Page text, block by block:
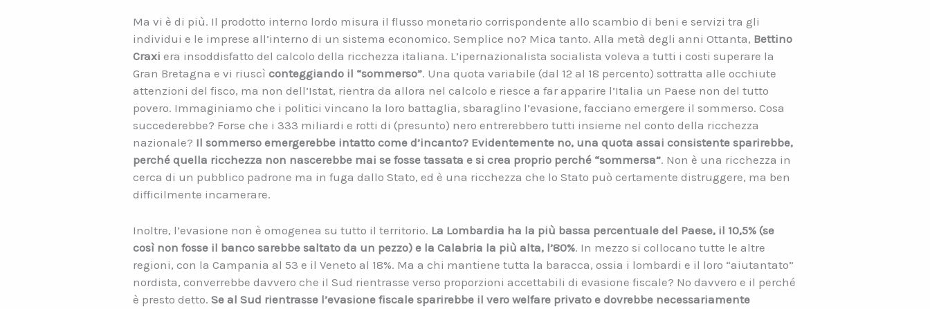
Ma vi è di più. Il prodotto interno lordo misura il flusso monetario corrispondente allo scambio di beni e servizi tra gli
individui e le imprese all’interno di un sistema economico. Semplice no? Mica tanto. Alla metà degli anni Ottanta, Bettino
Craxi era insoddisfatto del calcolo della ricchezza italiana. L’ipernazionalista socialista voleva a tutti i costi superare la
Gran Bretagna e vi riuscì conteggiando il “sommerso”. Una quota variabile (dal 12 al 18 percento) sottratta alle occhiute
attenzioni del fisco, ma non dell’Istat, rientra da allora nel calcolo e riesce a far apparire l’Italia un Paese non del tutto
povero. Immaginiamo che i politici vincano la loro battaglia, sbaraglino l’evasione, facciano emergere il sommerso. Cosa
succederebbe? Forse che i 333 miliardi e rotti di (presunto) nero entrerebbero tutti insieme nel conto della ricchezza
nazionale? Il sommerso emergerebbe intatto come d’incanto? Evidentemente no, una quota assai consistente sparirebbe,
perché quella ricchezza non nascerebbe mai se fosse tassata e si crea proprio perché “sommersa”. Non è una ricchezza in
cerca di un pubblico padrone ma in fuga dallo Stato, ed è una ricchezza che lo Stato può certamente distruggere, ma ben
difficilmente incamerare.
Inoltre, l’evasione non è omogenea su tutto il territorio. La Lombardia ha la più bassa percentuale del Paese, il 10,5% (se
così non fosse il banco sarebbe saltato da un pezzo) e la Calabria la più alta, l’80%. In mezzo si collocano tutte le altre
regioni, con la Campania al 53 e il Veneto al 18%. Ma a chi mantiene tutta la baracca, ossia i lombardi e il loro “aiutantato”
nordista, converrebbe davvero che il Sud rientrasse verso proporzioni accettabili di evasione fiscale? No davvero e il perché
è presto detto. Se al Sud rientrasse l’evasione fiscale sparirebbe il vero welfare privato e dovrebbe necessariamente